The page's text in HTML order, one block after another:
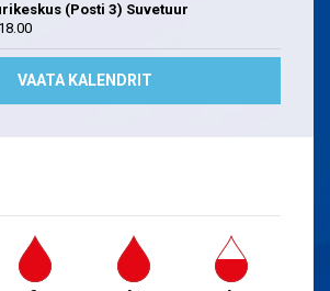
(Posti 3) Suvetuur
VAATA KALENDRIT